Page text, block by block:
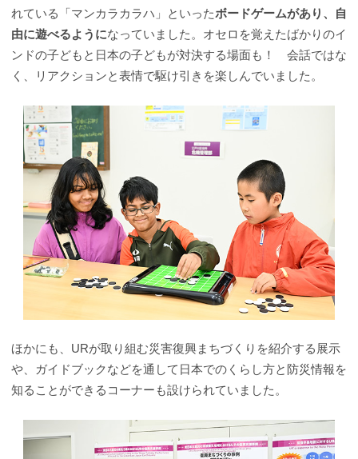
れている「マンカラカラハ」といったボードゲームがあり、自
由に遊べるようになっていました。オセロを覚えたばかりのイ
ンドの子どもと日本の子どもが対決する場面も！ 会話ではな
く、リアクションと表情で駆け引きを楽しんでいました。
ほかにも、URが取り組む災害復興まちづくりを紹介する展示
や、ガイドブックなどを通して日本でのくらし方と防災情報を
知ることができるコーナーも設けられていました。